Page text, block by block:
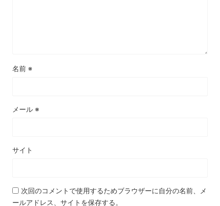
名前 ※
メール ※
サイト
次回のコメントで使用するためブラウザーに自分の名前、メ
ールアドレス、サイトを保存する。